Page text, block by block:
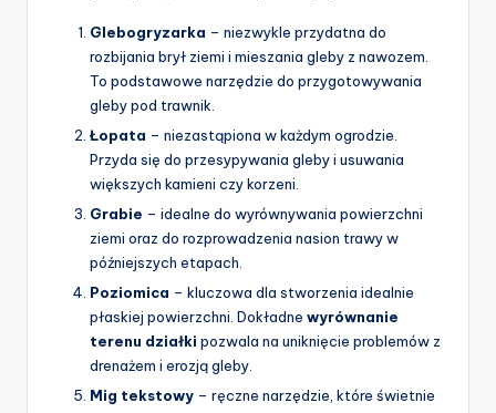
Glebogryzarka – niezwykle przydatna do
rozbijania brył ziemi i mieszania gleby z nawozem.
To podstawowe narzędzie do przygotowywania
gleby pod trawnik.
Łopata – niezastąpiona w każdym ogrodzie.
Przyda się do przesypywania gleby i usuwania
większych kamieni czy korzeni.
Grabie – idealne do wyrównywania powierzchni
ziemi oraz do rozprowadzenia nasion trawy w
późniejszych etapach.
Poziomica – kluczowa dla stworzenia idealnie
płaskiej powierzchni. Dokładne wyrównanie
terenu działki pozwala na uniknięcie problemów z
drenażem i erozją gleby.
Mig tekstowy – ręczne narzędzie, które świetnie